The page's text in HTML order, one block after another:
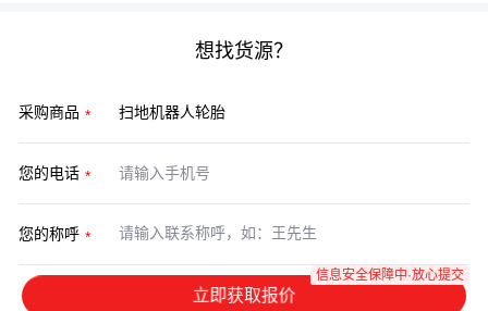
想找货源？
采购商品
您的电话
您的称呼
立即获取报价
信息安全保障中·放心提交